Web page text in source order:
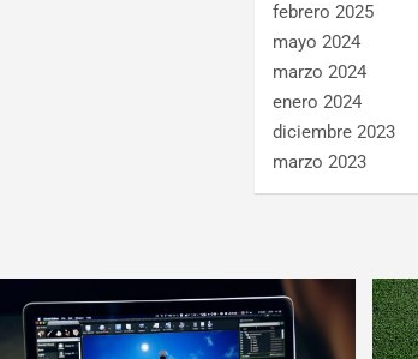
febrero 2025
mayo 2024
marzo 2024
enero 2024
diciembre 2023
marzo 2023